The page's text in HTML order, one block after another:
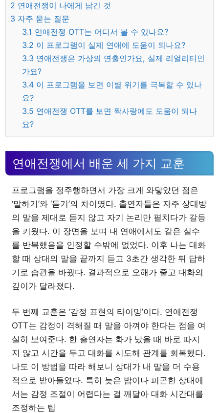
2 연애전쟁이 나에게 남긴 것
3 자주 묻는 질문
3.1 연애전쟁 OTT는 어디서 볼 수 있나요?
3.2 이 프로그램이 실제 연애에 도움이 되나요?
3.3 연애전쟁은 가상의 연출인가요, 실제 리얼리티인
가요?
3.4 이 프로그램을 보면 이별 위기를 극복할 수 있나
요?
3.5 연애전쟁 OTT를 보면 짝사랑에도 도움이 되나
요?
연애전쟁에서 배운 세 가지 교훈
프로그램을 정주행하면서 가장 크게 와닿았던 점은
‘말하기’와 ‘듣기’의 차이였다. 출연자들은 자주 상대방
의 말을 제대로 듣지 않고 자기 논리만 펼치다가 갈등
을 키웠다. 이 장면을 보며 내 연애에서도 같은 실수
를 반복했음을 인정할 수밖에 없었다. 이후 나는 대화
할 때 상대의 말을 끝까지 듣고 3초간 생각한 뒤 답하
기로 습관을 바꿨다. 결과적으로 오해가 줄고 대화의
깊이가 달라졌다.
두 번째 교훈은 ‘감정 표현의 타이밍’이다. 연애전쟁
OTT는 감정이 격해질 때 말을 아껴야 한다는 점을 여
실히 보여준다. 한 출연자는 화가 났을 때 바로 따지
지 않고 시간을 두고 대화를 시도해 관계를 회복했다.
나도 이 방법을 따라 해보니 상대가 내 말을 더 수용
적으로 받아들였다. 특히 늦은 밤이나 피곤한 상태에
서는 감정 조절이 어렵다는 걸 깨달아 대화 시간대를
조정하는 팁